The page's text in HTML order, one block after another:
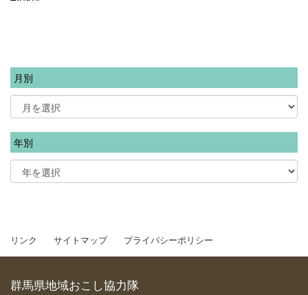
月別
年別
リンク サイトマップ プライバシーポリシー
群馬県地域おこし協力隊